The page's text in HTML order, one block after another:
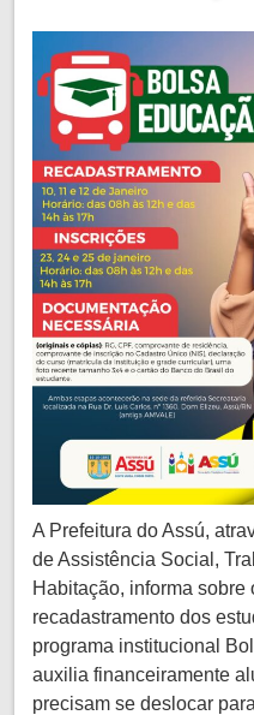
A Prefeitura do Assú,
de Assistência Social,
Habitação, informa sobre
recadastramento dos
programa institucional
auxilia financeiramente
precisam se deslocar